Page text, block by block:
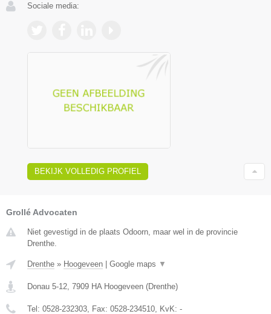
Sociale media:
BEKIJK VOLLEDIG PROFIEL
Grollé Advocaten
Niet gevestigd in de plaats Odoorn, maar wel in de provincie
Drenthe.
Drenthe » Hoogeveen | Google maps ▼
Donau 5-12 7909 HA Hoogeveen (Drenthe)
Tel: 0528-232303 , Fax: 0528-234510 , KvK: -